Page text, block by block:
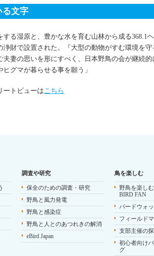
る文字
する湿原と、豊かな水を育む山林から成る368.1
浄財で設置された。『大型の動物がすむ環境を
夫妻の思いを形にすべく、日本野鳥の会が継続
グマが暮らせる事を願う」
ートビューはこちら
調査や研究
保全のための調査・研究
野鳥と風力発電
野鳥と感染症
野鳥と人とのあつれきの解消
eBird Japan
鳥を楽しむ
野鳥を楽し
BIRD FAN
バードウォ
フィールド
支部主催の
初心者向け
グ